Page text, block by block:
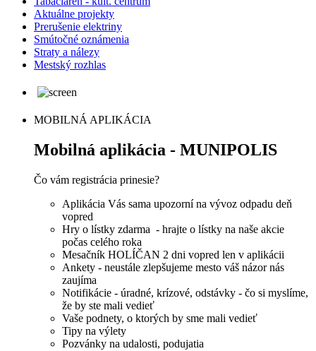
Aktuálne projekty
Prerušenie elektriny
Smútočné oznámenia
Straty a nálezy
Mestský rozhlas
MOBILNÁ APLIKÁCIA
Mobilná aplikácia - MUNIPOLIS
Čo vám registrácia prinesie?
Aplikácia Vás sama upozorní na vývoz odpadu deň
vopred
Hry o lístky zdarma - hrajte o lístky na naše akcie
počas celého roka
Mesačník HOLÍČAN 2 dni vopred len v aplikácii
Ankety - neustále zlepšujeme mesto váš názor nás
zaujíma
Notifikácie - úradné, krízové, odstávky - čo si myslíme,
že by ste mali vedieť
Vaše podnety, o ktorých by sme mali vedieť
Tipy na výlety
Pozvánky na udalosti, podujatia